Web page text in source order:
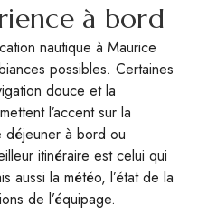
à bord
nautique à Maurice
possibles. Certaines
douce et la
l’accent sur la
déjeuner à bord ou
itinéraire est celui qui
aussi la météo, l’état de la
de l’équipage.